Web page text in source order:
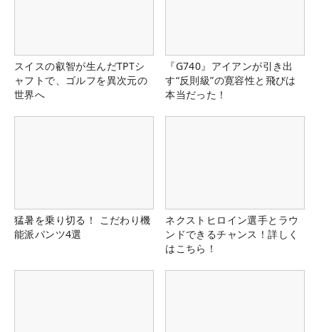
スイスの叡智が生んだTPTシ
ャフトで、ゴルフを異次元の
世界へ
『G740』アイアンが引き出
す“反則級”の寛容性と飛びは
本当だった！
猛暑を乗り切る！ こだわり機
能派パンツ4選
ネクストヒロイン選手とラウ
ンドできるチャンス！詳しく
はこちら！